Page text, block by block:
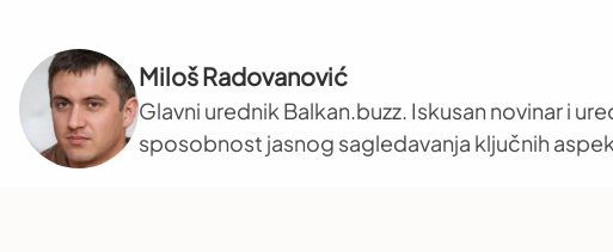
Miloš Radovanović
Glavni urednik Balkan.buzz. Iskusan novinar i
sposobnost jasnog sagledavanja ključnih